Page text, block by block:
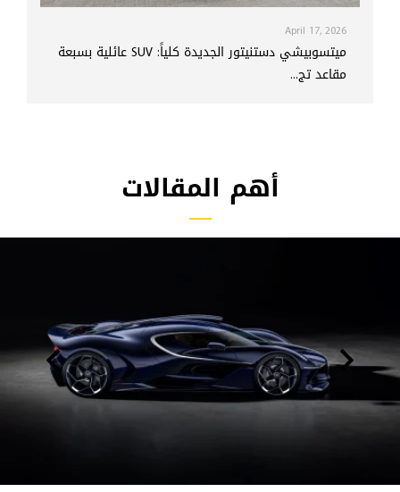
April 17, 2026
ميتسوبيشي دستنيتور الجديدة كلياً: SUV عائلية بسبعة
مقاعد تج...
أهم المقالات